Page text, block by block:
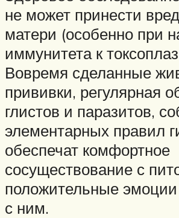
не может принести
матери (особенно при
иммунитета к
Вовремя сделанные
прививки, регулярная
глистов и паразитов,
элементарных правил
обеспечат комфортное
сосуществование с
положительные
с ним.